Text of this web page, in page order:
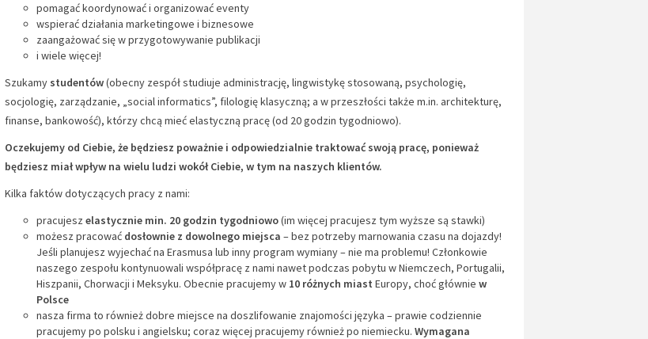
pomagać koordynować i organizować eventy
wspierać działania marketingowe i biznesowe
zaangażować się w przygotowywanie publikacji
i wiele więcej!
Szukamy studentów(obecny zespół studiuje administrację, lingwistykę stosowaną, psychologię,
socjologię, zarządzanie, „social informatics”, filologię klasyczną; a w przeszłości także m.in. architekturę,
finanse, bankowość), którzy chcą mieć elastyczną pracę (od 20 godzin tygodniowo).
Oczekujemy od Ciebie, że będziesz poważnie i odpowiedzialnie traktować swoją pracę, ponieważ
będziesz miał wpływ na wielu ludzi wokół Ciebie, w tym na naszych klientów.
Kilka faktów dotyczących pracy z nami:
pracujesz elastycznie min. 20 godzin tygodniowo(im więcej pracujesz tym wyższe są stawki)
możesz pracować dosłownie z dowolnego miejsca – bez potrzeby marnowania czasu na dojazdy!
Jeśli planujesz wyjechać na Erasmusa lub inny program wymiany – nie ma problemu! Członkowie
naszego zespołu kontynuowali współpracę z nami nawet podczas pobytu w Niemczech, Portugalii,
Hiszpanii, Chorwacji i Meksyku. Obecnie pracujemy w 10 różnych miast Europy, choć głównie w
Polsce
nasza firma to również dobre miejsce na doszlifowanie znajomości języka – prawie codziennie
pracujemy po polsku i angielsku; coraz więcej pracujemy również po niemiecku. Wymagana